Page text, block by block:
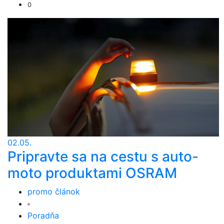
0
02.05.
Pripravte sa na cestu s auto-
moto produktami OSRAM
promo článok
Poradňa